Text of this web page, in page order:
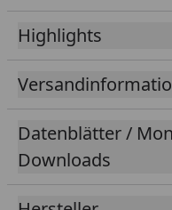
Highlights
Datenblätter /
Downloads